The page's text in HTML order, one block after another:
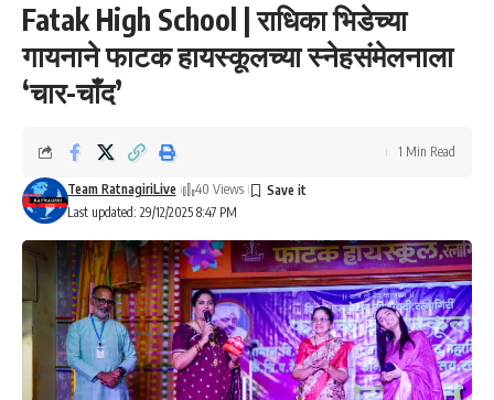
Fatak High School | राधिका भिडेच्या
गायनाने फाटक हायस्कूलच्या स्नेहसंमेलनाला
‘चार-चाँद’
Last updated: 29/12/2025 8:47 PM
Team RatnagiriLive 40 Views
1 Min Read